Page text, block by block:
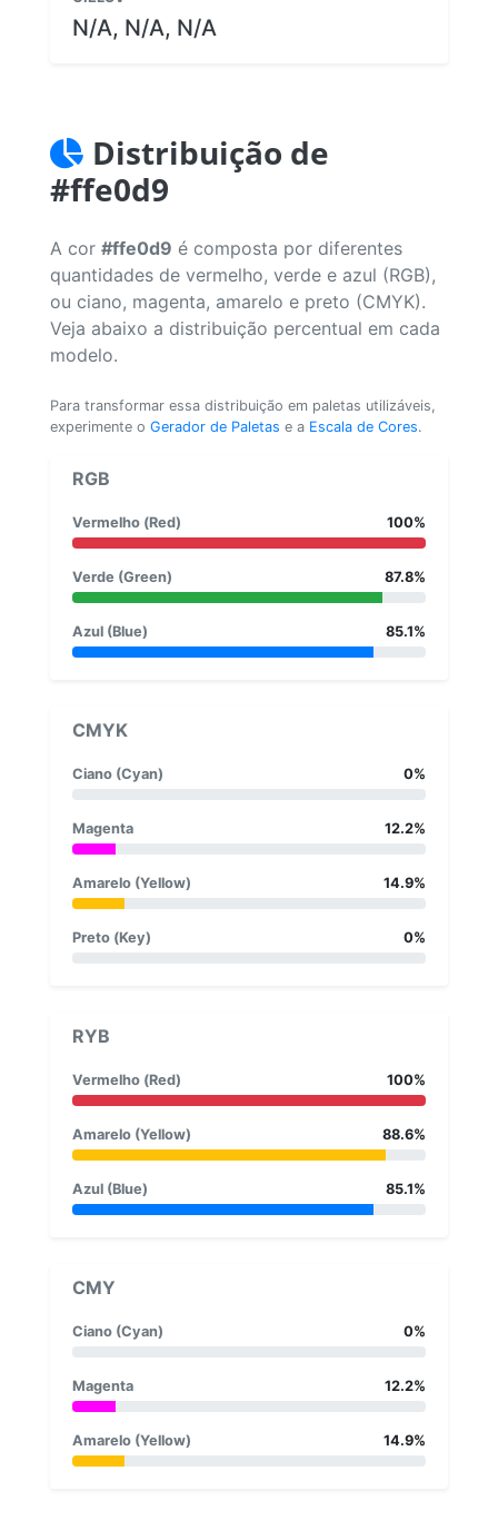
N/A, N/A, N/A
Distribuição de
#ffe0d9
A cor #ffe0d9 é composta por diferentes
quantidades de vermelho, verde e azul (RGB),
ou ciano, magenta, amarelo e preto (CMYK).
Veja abaixo a distribuição percentual em cada
modelo.
Para transformar essa distribuição em paletas utilizáveis,
experimente o Gerador de Paletas e a Escala de Cores.
RGB
Vermelho (Red) 100%
Verde (Green) 87.8%
Azul (Blue) 85.1%
CMYK
Ciano (Cyan) 0%
Magenta 12.2%
Amarelo (Yellow) 14.9%
Preto (Key) 0%
RYB
Vermelho (Red) 100%
Amarelo (Yellow) 88.6%
Azul (Blue) 85.1%
CMY
Ciano (Cyan) 0%
Magenta 12.2%
Amarelo (Yellow) 14.9%